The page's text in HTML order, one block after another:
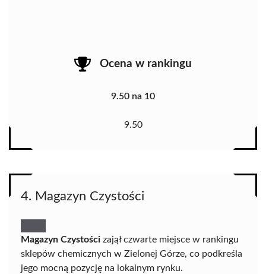
Ocena w rankingu
9.50 na 10
9.50
4. Magazyn Czystości
Magazyn Czystości zajął czwarte miejsce w rankingu
sklepów chemicznych w Zielonej Górze, co podkreśla
jego mocną pozycję na lokalnym rynku.